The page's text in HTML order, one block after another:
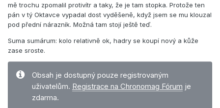
mě trochu zpomalil protivítr a taky, že je tam stopka. Protože ten
pán v tý Oktavce vypadal dost vyděšeně, když jsem se mu klouzal
pod přední nárazník. Možná tam stojí ještě teď.
Suma sumárum: kolo relativně ok, hadry se koupí nový a kůže
zase sroste.
Obsah je dostupný pouze registrovaným
uživatelům. Registrace na Chronomag Fórum je
zdarma.